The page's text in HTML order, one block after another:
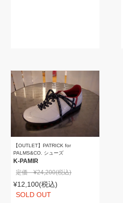
【OUTLET】PATRICK for
PALMS&CO. シューズ
K-PAMIR
定価 ¥24,200(税込)
¥12,100(税込)
SOLD OUT